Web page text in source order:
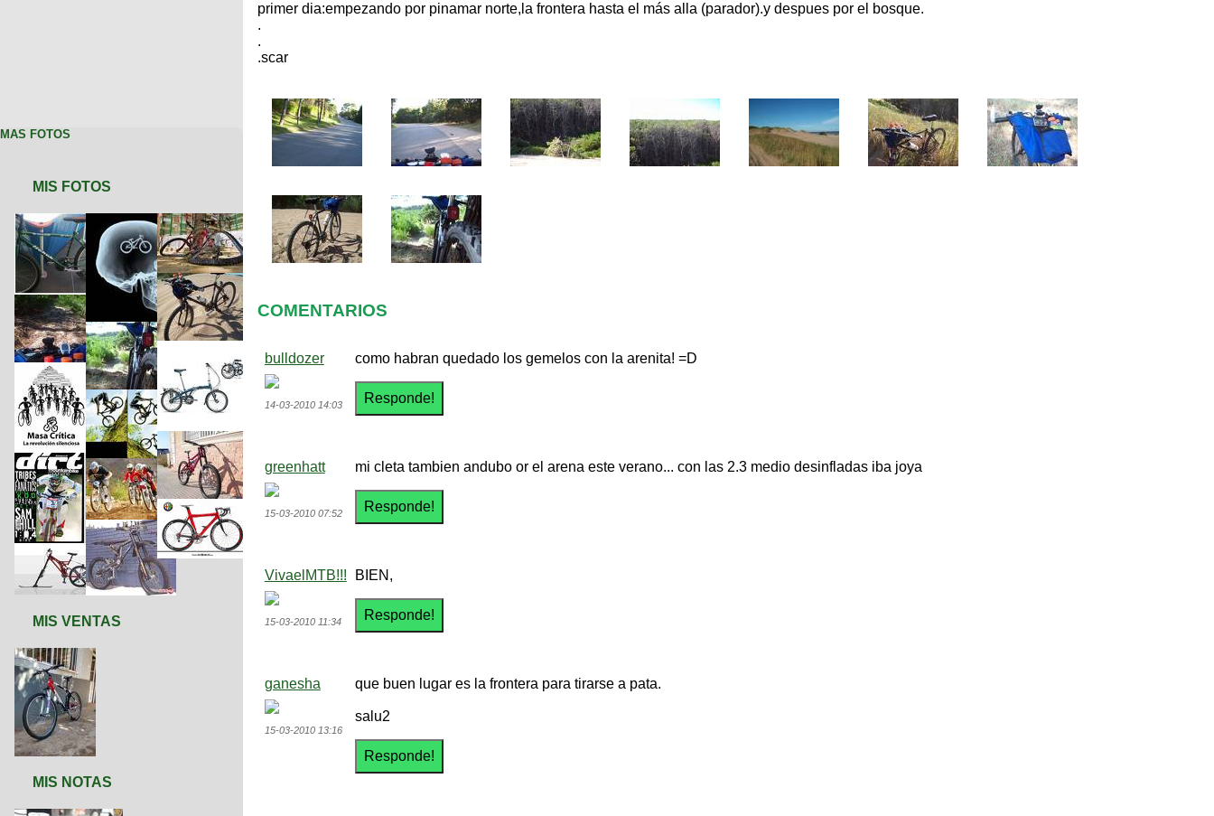
MAS FOTOS
MIS FOTOS
MIS VENTAS
MIS NOTAS
primer dia:empezando por pinamar norte,la frontera hasta el más alla (parador).y despues por el bosque.
.
.
.scar
COMENTARIOS
bulldozer
14-03-2010 14:03
como habran quedado los gemelos con la arenita! =D
greenhatt
15-03-2010 07:52
mi cleta tambien andubo or el arena este verano... con las 2.3 medio desinfladas iba joya
VivaelMTB!!!
15-03-2010 11:34
BIEN,
ganesha
15-03-2010 13:16
que buen lugar es la frontera para tirarse a pata.
salu2